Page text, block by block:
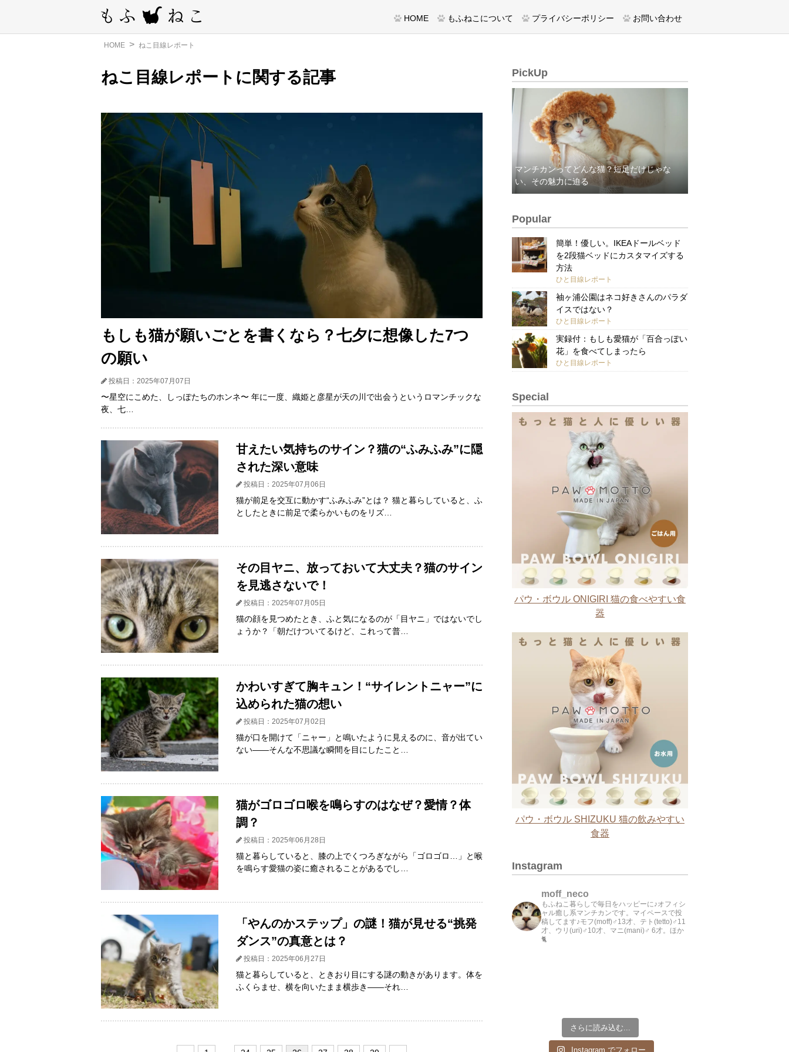
HOME もふねこについて プライバシーポリシー お問い合わせ
HOME ねこ目線レポート
ねこ目線レポートに関する記事
もしも猫が願いごとを書くなら？七夕に想像した7つ
の願い
投稿日：2025年07月07日
〜星空にこめた、しっぽたちのホンネ〜 年に一度、織姫と彦星が天の川で出会うというロマンチックな
夜、七…
甘えたい気持ちのサイン？猫の“ふみふみ”に隠
された深い意味
投稿日：2025年07月06日
猫が前足を交互に動かす“ふみふみ”とは？ 猫と暮らしていると、ふ
としたときに前足で柔らかいものをリズ…
その目ヤニ、放っておいて大丈夫？猫のサイン
を見逃さないで！
投稿日：2025年07月05日
猫の顔を見つめたとき、ふと気になるのが「目ヤニ」ではないでし
ょうか？「朝だけついてるけど、これって普…
かわいすぎて胸キュン！“サイレントニャー”に
込められた猫の想い
投稿日：2025年07月02日
猫が口を開けて「ニャー」と鳴いたように見えるのに、音が出てい
ない――そんな不思議な瞬間を目にしたこと…
猫がゴロゴロ喉を鳴らすのはなぜ？愛情？体
調？
投稿日：2025年06月28日
猫と暮らしていると、膝の上でくつろぎながら「ゴロゴロ…」と喉
を鳴らす愛猫の姿に癒されることがあるでし…
「やんのかステップ」の謎！猫が見せる“挑発
ダンス”の真意とは？
投稿日：2025年06月27日
猫と暮らしていると、ときおり目にする謎の動きがあります。体を
ふくらませ、横を向いたまま横歩き――それ…
PickUp
マンチカンってどんな猫？短足だけじゃな
い、その魅力に迫る
Popular
簡単！優しい。IKEAドールベッド
を2段猫ベッドにカスタマイズする
方法
ひと目線レポート
袖ヶ浦公園はネコ好きさんのパラダ
イスではない？
ひと目線レポート
実録付：もしも愛猫が「百合っぽい
花」を食べてしまったら
ひと目線レポート
Special
パウ・ボウル ONIGIRI 猫の食べやすい食
器
パウ・ボウル SHIZUKU 猫の飲みやすい
食器
Instagram
moff_neco
もふねこ暮らしで毎日をハッピーに♪オフィシ
ャル癒し系マンチカンです。マイペースで投
稿してます♪モフ(moff)♂13才、テト(tetto)♂11
才、ウリ(uri)♂10才、マニ(mani)♂ 6才。ほか
🐈
さらに読み込む...
Instagram でフォロー